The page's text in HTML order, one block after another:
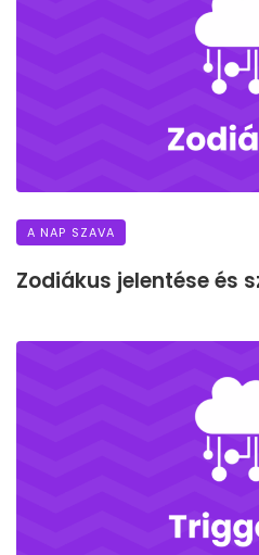
A NAP SZAVA
Zodiákus jelentése és